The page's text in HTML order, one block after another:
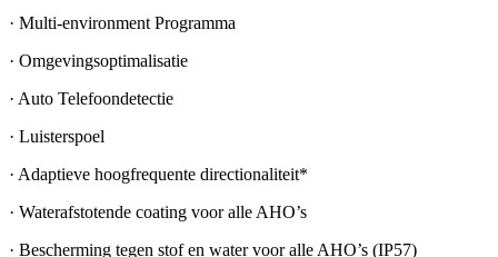
· Multi-environment Programma
· Omgevingsoptimalisatie
· Auto Telefoondetectie
· Luisterspoel
· Adaptieve hoogfrequente directionaliteit*
· Waterafstotende coating voor alle AHO’s
· Bescherming tegen stof en water voor alle AHO’s (IP57)